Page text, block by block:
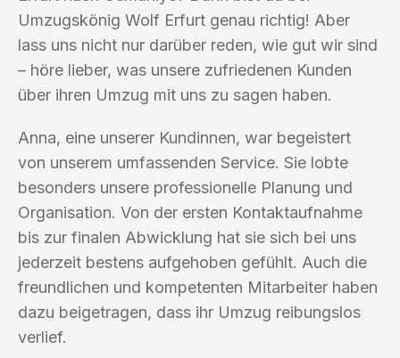
Umzugskönig Wolf Erfurt genau richtig! Aber
lass uns nicht nur darüber reden, wie gut wir sind
– höre lieber, was unsere zufriedenen Kunden
über ihren Umzug mit uns zu sagen haben.
Anna, eine unserer Kundinnen, war begeistert
von unserem umfassenden Service. Sie lobte
besonders unsere professionelle Planung und
Organisation. Von der ersten Kontaktaufnahme
bis zur finalen Abwicklung hat sie sich bei uns
jederzeit bestens aufgehoben gefühlt. Auch die
freundlichen und kompetenten Mitarbeiter haben
dazu beigetragen, dass ihr Umzug reibungslos
verlief.